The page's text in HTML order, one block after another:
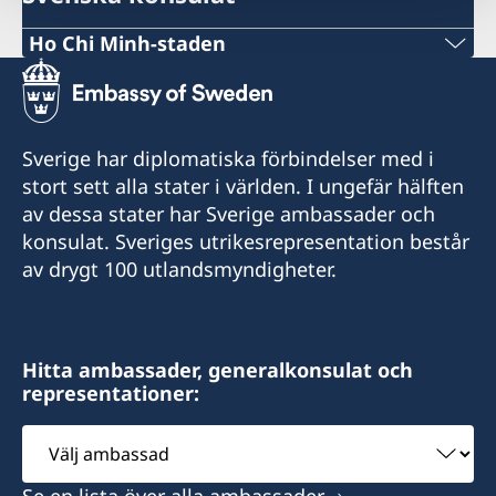
Ho Chi Minh-staden
Tel:
+84 (0) 327 918 988
E-post:
honoraryconsulateswedenhcmc@gmail.com
Honorary Consulate General of Sweden
Besökstider (endast tidsbokning):
Måndag- fredag kl. 10:00-11:30
Tisdag - torsdag kl. 13:30-15:30
Sverige har diplomatiska förbindelser med i
stort sett alla stater i världen. I ungefär hälften
av dessa stater har Sverige ambassader och
konsulat. Sveriges utrikesrepresentation består
av drygt 100 utlandsmyndigheter.
Hitta ambassader, generalkonsulat och
representationer:
Välj
ambassad